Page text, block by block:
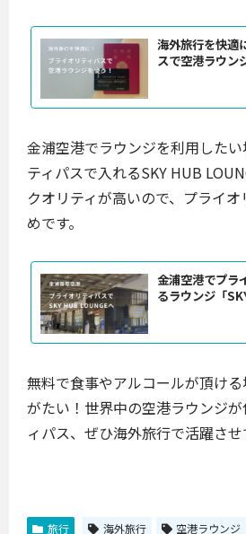
海外旅行を快適
スで空港ラウン
金浦空港でラウンジを利用した
ティパスで入れるSKY HUB
クオリティが高いので、プライ
めです。
金浦空港でプラ
るラウンジ「
無料で食事やアルコールが頂け
がたい！世界中の空港ラウンジ
ィパス、ぜひ海外旅行で活躍させ
旅行 海外旅行 空港ラウンジ